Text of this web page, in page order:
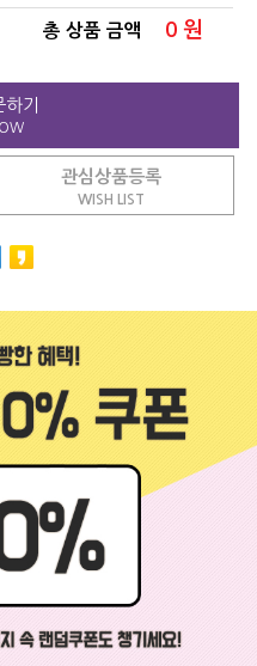
총 상품 금액 0 원
기
관심상품등록
WISH LIST